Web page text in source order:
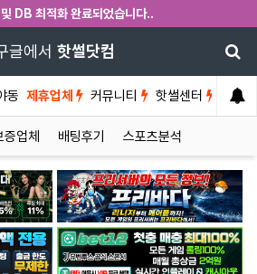
DB 최적화 완료되었습니다..
글에서 핫썰닷컴
동 제휴업체 커뮤니티 핫썰센터
업체 배팅후기 스포츠분석